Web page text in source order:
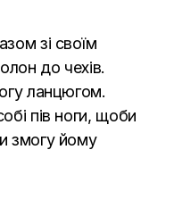
зі своїм
до чехів.
ланцюгом.
пів ноги, щоби
змогу йому